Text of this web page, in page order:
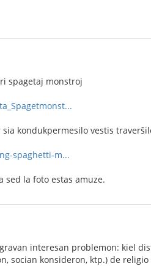
spagetaj monstroj
kondukpermesilo vestis
spaghetti-m...
sed la foto estas amuze.
interesan problemon: kiel
socian konsideron, ktp.) de religio